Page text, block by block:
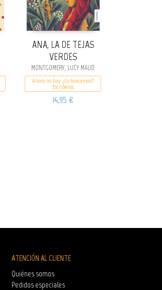
ANA, LA DE TEJAS
VERDES
MONTGOMERY, LUCY MAUD
Ahora no hay ¿Lo buscamos?
Escribenos
14,95 €
ATENCIÓN AL CLIENTE
Quiénes somos
Pedidos especiales